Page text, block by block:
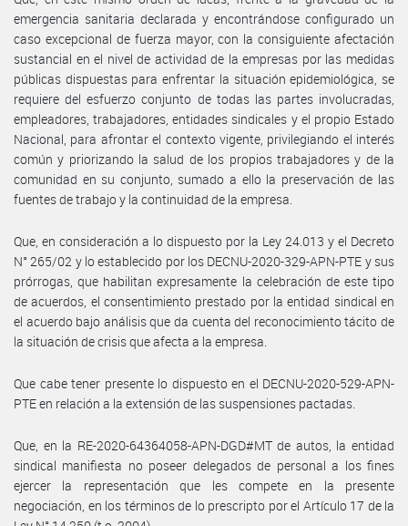
emergencia sanitaria declarada y encontrándose configurado un
caso excepcional de fuerza mayor, con la consiguiente afectación
sustancial en el nivel de actividad de la empresas por las medidas
públicas dispuestas para enfrentar la situación epidemiológica, se
requiere del esfuerzo conjunto de todas las partes involucradas,
empleadores, trabajadores, entidades sindicales y el propio Estado
Nacional, para afrontar el contexto vigente, privilegiando el interés
común y priorizando la salud de los propios trabajadores y de la
comunidad en su conjunto, sumado a ello la preservación de las
fuentes de trabajo y la continuidad de la empresa.
Que, en consideración a lo dispuesto por la Ley 24.013 y el Decreto
N° 265/02 y lo establecido por los DECNU-2020-329-APN-PTE y sus
prórrogas, que habilitan expresamente la celebración de este tipo
de acuerdos, el consentimiento prestado por la entidad sindical en
el acuerdo bajo análisis que da cuenta del reconocimiento tácito de
la situación de crisis que afecta a la empresa.
Que cabe tener presente lo dispuesto en el DECNU-2020-529-APN-
PTE en relación a la extensión de las suspensiones pactadas.
Que, en la RE-2020-64364058-APN-DGD#MT de autos, la entidad
sindical manifiesta no poseer delegados de personal a los fines
ejercer la representación que les compete en la presente
negociación, en los términos de lo prescripto por el Artículo 17 de la